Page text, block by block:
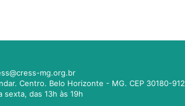
mg.org.br
Centro. Belo Horizonte - MG. CEP 30180-912
sexta, das 13h às 19h